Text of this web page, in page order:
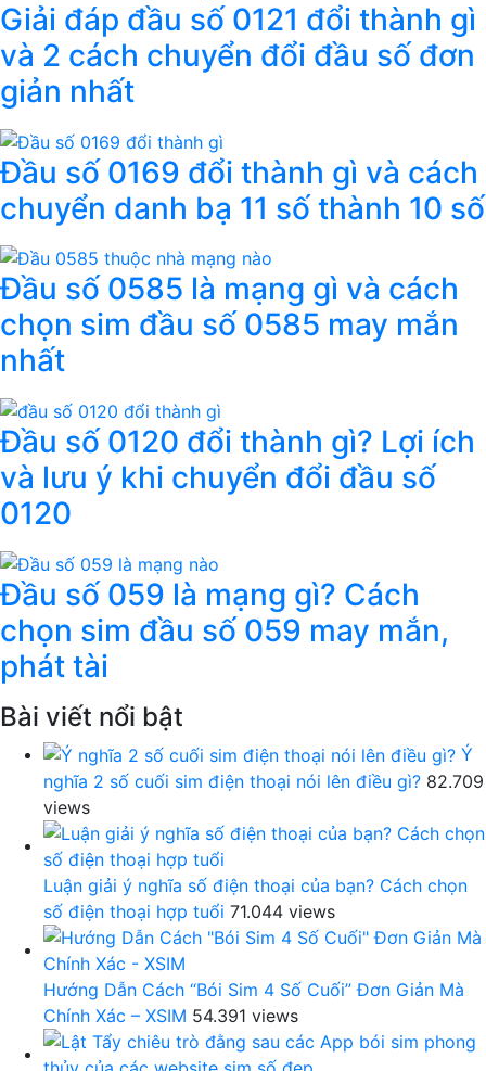
Giải đáp đầu số 0121 đổi thành gì
và 2 cách chuyển đổi đầu số đơn
giản nhất
Đầu số 0169 đổi thành gì và cách
chuyển danh bạ 11 số thành 10 số
Đầu số 0585 là mạng gì và cách
chọn sim đầu số 0585 may mắn
nhất
Đầu số 0120 đổi thành gì? Lợi ích
và lưu ý khi chuyển đổi đầu số
0120
Đầu số 059 là mạng gì? Cách
chọn sim đầu số 059 may mắn,
phát tài
Bài viết nổi bật
Ý
nghĩa 2 số cuối sim điện thoại nói lên điều gì? 82.709
views
Luận giải ý nghĩa số điện thoại của bạn? Cách chọn
số điện thoại hợp tuổi 71.044 views
Hướng Dẫn Cách “Bói Sim 4 Số Cuối” Đơn Giản Mà
Chính Xác – XSIM 54.391 views